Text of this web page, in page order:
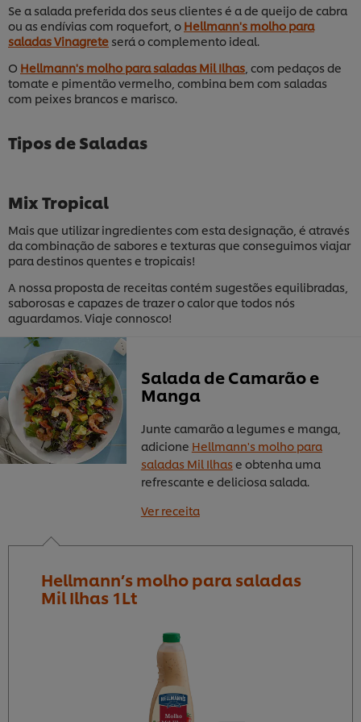
Se a salada preferida dos seus clientes é a de queijo de cabra
ou as endívias com roquefort, o Hellmann's molho para
saladas Vinagrete será o complemento ideal.
O Hellmann's molho para saladas Mil Ilhas , com pedaços de
tomate e pimentão vermelho, combina bem com saladas
com peixes brancos e marisco.
Tipos de Saladas
Mix Tropical
Mais que utilizar ingredientes com esta designação, é através
da combinação de sabores e texturas que conseguimos viajar
para destinos quentes e tropicais!
A nossa proposta de receitas contém sugestões equilibradas,
saborosas e capazes de trazer o calor que todos nós
aguardamos. Viaje connosco!
Salada de Camarão e
Manga
Junte camarão a legumes e manga,
adicione Hellmann's molho para
saladas Mil Ilhase obtenha uma
refrescante e deliciosa salada.
Ver receita
Hellmann’s molho para saladas
Mil Ilhas 1Lt